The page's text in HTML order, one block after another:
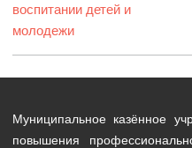
воспитании детей и
молодежи
Муниципальное казённое
повышения